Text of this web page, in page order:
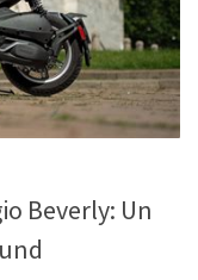
Beverly: Un